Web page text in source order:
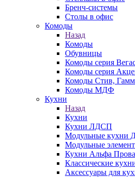
Бренч-системы
Столы в офис
Комоды
Назад
Комоды
Обувницы
Комоды серия
Комоды серия
Комоды Стив,
Комоды МДФ
Кухни
Назад
Кухни
Кухни ЛДСП
Модульные кухни
Модульные
Кухни Альфа
Классические
Аксессуары для